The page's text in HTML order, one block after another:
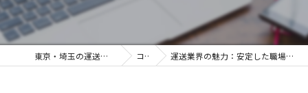
東京・埼玉の運送は株式会社斉藤商事 コラム 運送業界の魅力：安定した職場環境とやりがいのある仕事